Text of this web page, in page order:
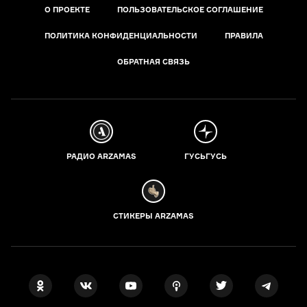
О ПРОЕКТЕ ПОЛЬЗОВАТЕЛЬСКОЕ СОГЛАШЕНИЕ
ПОЛИТИКА КОНФИДЕНЦИАЛЬНОСТИ ПРАВИЛА
ОБРАТНАЯ СВЯЗЬ
РАДИО ARZAMAS ГУСЬГУСЬ
СТИКЕРЫ ARZAMAS